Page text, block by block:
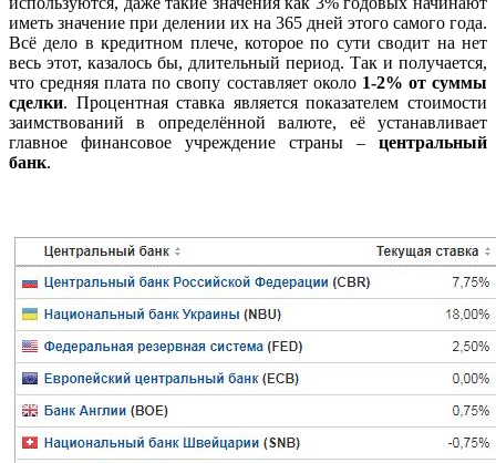
иметь значение при делении их на 365 дней этого самого года.
Всё дело в кредитном плече, которое по сути сводит на нет
весь этот, казалось бы, длительный период. Так и получается,
что средняя плата по свопу составляет около 1-2% от суммы
сделки. Процентная ставка является показателем стоимости
заимствований в определённой валюте, её устанавливает
главное финансовое учреждение страны – центральный
банк.